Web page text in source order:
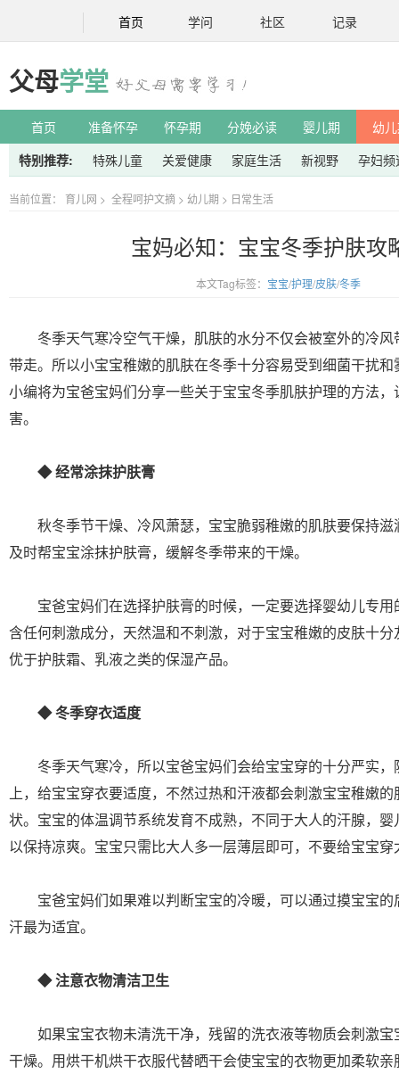
首页 学问 社区 记录
父母学堂
首页 准备怀孕 怀孕期 分娩必读 婴儿期
幼
特别推荐:
特殊儿童 关爱健康 家庭生活 新视野 孕妇频
当前位置： 育儿网 > 全程呵护文摘 > 幼儿期 > 日常生活
宝妈必知：宝宝冬季护肤攻
本文Tag标签： 宝宝/护理/皮肤/冬季
冬季天气寒冷空气干燥，肌肤的水分不仅会被室外的冷风
带走。所以小宝宝稚嫩的肌肤在冬季十分容易受到细菌干扰
小编将为宝爸宝妈们分享一些关于宝宝冬季肌肤护理的方法
害。
◆ 经常涂抹护肤膏
秋冬季节干燥、冷风萧瑟，宝宝脆弱稚嫩的肌肤要保持滋
及时帮宝宝涂抹护肤膏，缓解冬季带来的干燥。
宝爸宝妈们在选择护肤膏的时候，一定要选择婴幼儿专用
含任何刺激成分，天然温和不刺激，对于宝宝稚嫩的皮肤十
优于护肤霜、乳液之类的保湿产品。
◆ 冬季穿衣适度
冬季天气寒冷，所以宝爸宝妈们会给宝宝穿的十分严实，
上，给宝宝穿衣要适度，不然过热和汗液都会刺激宝宝稚嫩
状。宝宝的体温调节系统发育不成熟，不同于大人的汗腺，
以保持凉爽。宝宝只需比大人多一层薄层即可，不要给宝宝穿
宝爸宝妈们如果难以判断宝宝的冷暖，可以通过摸宝宝的
汗最为适宜。
◆ 注意衣物清洁卫生
如果宝宝衣物未清洗干净，残留的洗衣液等物质会刺激宝
干燥。用烘干机烘干衣服代替晒干会使宝宝的衣物更加柔软